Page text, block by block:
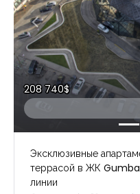
208 740$
Эксклюзивные
террасой в ЖК
линии